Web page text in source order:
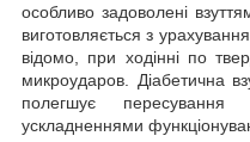
особливо задоволені
виготовляється з
відомо, при ходінні по
микроударов. Діабетична
полегшує
ускладненнями